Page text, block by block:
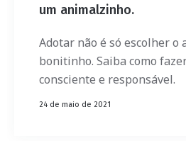
um animalzinho.
Adotar não é só escolher o
bonitinho. Saiba como
consciente e responsável.
24 de maio de 2021